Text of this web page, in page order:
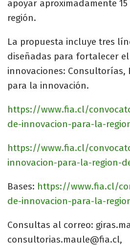
apoyar aproximadamente
región.
La propuesta incluye tres
diseñadas para fortalecer
innovaciones: Consultorías,
para la innovación.
https://www.fia.cl/
de-innovacion-para-la-
https://www.fia.cl/
innovacion-para-la-region-
Bases: https://www.fia.cl/
de-innovacion-para-la-
Consultas al correo:
consultorias.maule@fia.cl,